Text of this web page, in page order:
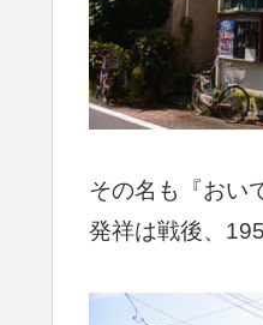
その名も『おい
発祥は戦後、